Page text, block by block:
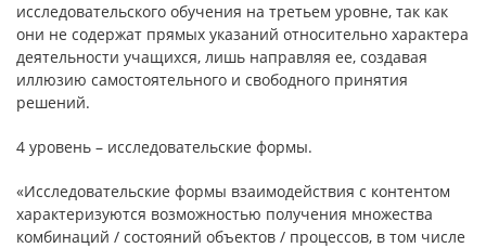
исследовательского обучения на третьем уровне, так как
они не содержат прямых указаний относительно характера
деятельности учащихся, лишь направляя ее, создавая
иллюзию самостоятельного и свободного принятия
решений.
4 уровень – исследовательские формы.
«Исследовательские формы взаимодействия с контентом
характеризуются возможностью получения множества
комбинаций / состояний объектов / процессов, в том числе